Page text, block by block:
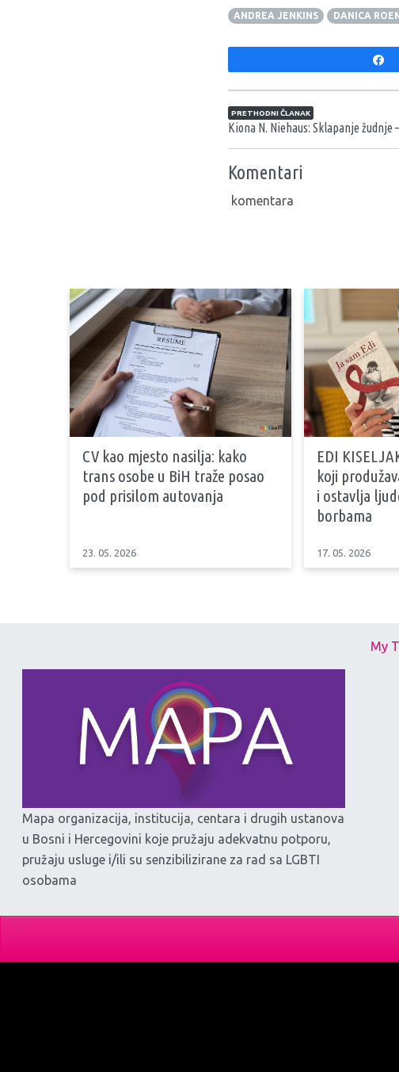
ANDREA JENKINS DANICA
Navigacija članaka
PRETHODNI ČLANAK
Kiona N. Niehaus: Sklapanje žudnje
Komentari
komentara
CV kao mjesto nasilja: kako
trans osobe u BiH traže posao
pod prisilom autovanja
23. 05. 2026
EDI
koji
i ostavlja
borbama
17. 05. 2026
Mapa organizacija, institucija, centara i drugih ustanova
u Bosni i Hercegovini koje pružaju adekvatnu potporu,
pružaju usluge i/ili su senzibilizirane za rad sa LGBTI
osobama
My